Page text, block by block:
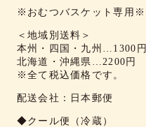
※おむつバスケット専用※
＜地域別送料＞
本州・四国・九州…1300円
北海道・沖縄県…2200円
※全て税込価格です。
配送会社：日本郵便
◆クール便（冷蔵）